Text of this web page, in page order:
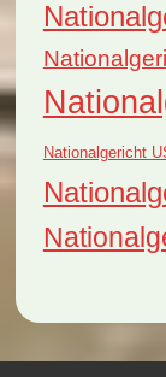
Nationalgericht